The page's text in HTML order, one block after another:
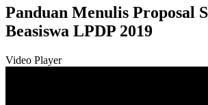
Panduan Menulis Proposal
Beasiswa LPDP 2019
Video Player